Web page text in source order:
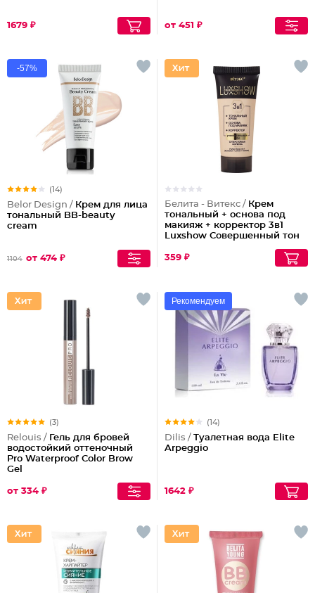
1679 ₽ от 451 ₽
-57%
(14)
Belor Design / Крем для лица
тональный BB-beauty
cream
1104 от 474 ₽
Белита - Витекс / Крем
тональный + основа под
макияж + корректор 3в1
Luxshow Совершенный тон
359 ₽
(3)
Relouis / Гель для бровей
водостойкий оттеночный
Pro Waterproof Color Brow
Gel
от 334 ₽
Рекомендуем
(14)
Dilis / Туалетная вода Elite
Arpeggio
1642 ₽